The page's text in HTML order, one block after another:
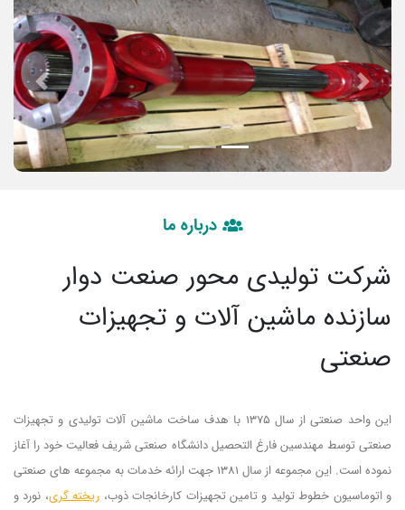
Previous
Next
درباره ما
شرکت تولیدی محور صنعت دوار
سازنده ماشین آلات و تجهیزات
صنعتی
این واحد صنعتی از سال ۱۳۷۵ با هدف ساخت ماشین آلات تولیدی و تجهیزات
صنعتی توسط مهندسین فارغ التحصیل دانشگاه صنعتی شریف فعالیت خود را آغاز
نموده است. این مجموعه از سال ۱۳۸۱ جهت ارائه خدمات به مجموعه های صنعتی
و اتوماسیون خطوط تولید و تامین تجهیزات کارخانجات ذوب، ریخته گری، نورد و